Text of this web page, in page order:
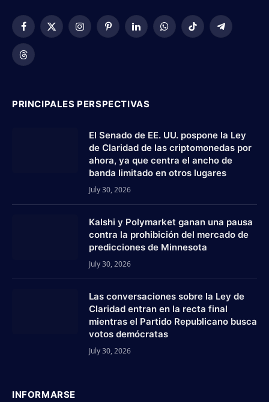
Facebook
X
InstagramPinterestLinkedInWhatsApp
TikTok Telegram
Threads
PRINCIPALES PERSPECTIVAS
El Senado de EE. UU. pospone la Ley
de Claridad de las criptomonedas por
ahora, ya que centra el ancho de
banda limitado en otros lugares
July 30, 2026
Kalshi y Polymarket ganan una pausa
contra la prohibición del mercado de
predicciones de Minnesota
July 30, 2026
Las conversaciones sobre la Ley de
Claridad entran en la recta final
mientras el Partido Republicano busca
votos demócratas
July 30, 2026
INFORMARSE